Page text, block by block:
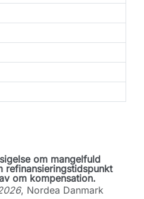
om mangelfuld
refinansieringstidspunkt
om kompensation.
, Nordea Danmark